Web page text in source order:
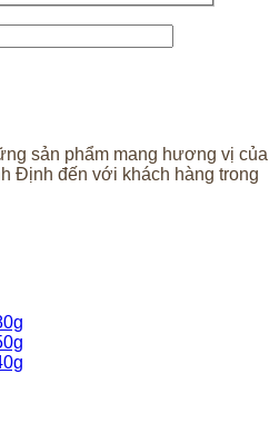
sản phẩm mang hương vị của
Định đến với khách hàng trong